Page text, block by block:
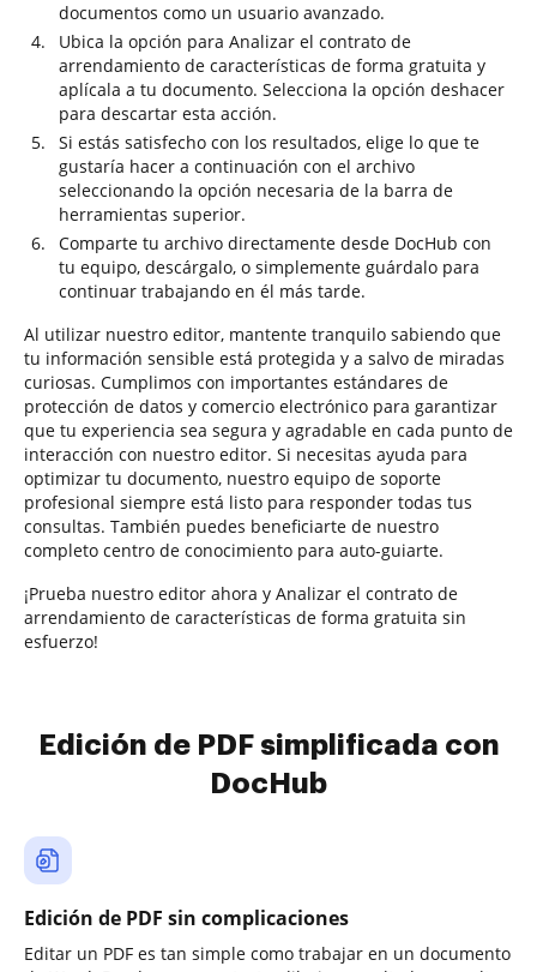
documentos como un usuario avanzado.
Ubica la opción para Analizar el contrato de
arrendamiento de características de forma gratuita y
aplícala a tu documento. Selecciona la opción deshacer
para descartar esta acción.
Si estás satisfecho con los resultados, elige lo que te
gustaría hacer a continuación con el archivo
seleccionando la opción necesaria de la barra de
herramientas superior.
Comparte tu archivo directamente desde DocHub con
tu equipo, descárgalo, o simplemente guárdalo para
continuar trabajando en él más tarde.
Al utilizar nuestro editor, mantente tranquilo sabiendo que
tu información sensible está protegida y a salvo de miradas
curiosas. Cumplimos con importantes estándares de
protección de datos y comercio electrónico para garantizar
que tu experiencia sea segura y agradable en cada punto de
interacción con nuestro editor. Si necesitas ayuda para
optimizar tu documento, nuestro equipo de soporte
profesional siempre está listo para responder todas tus
consultas. También puedes beneficiarte de nuestro
completo centro de conocimiento para auto-guiarte.
¡Prueba nuestro editor ahora y Analizar el contrato de
arrendamiento de características de forma gratuita sin
esfuerzo!
Edición de PDF simplificada con
DocHub
Edición de PDF sin complicaciones
Editar un PDF es tan simple como trabajar en un documento